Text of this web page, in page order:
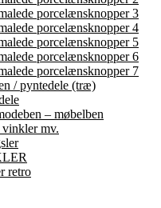
porcelænsknopper 3
porcelænsknopper 4
porcelænsknopper 5
porcelænsknopper 6
porcelænsknopper 7
/ pyntedele (træ)
– møbelben
mv.
retro